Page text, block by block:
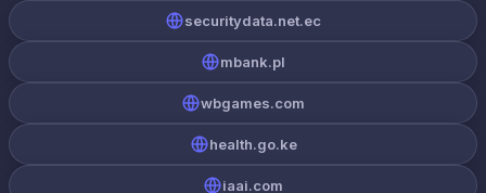
securitydata.net.ec
mbank.pl
wbgames.com
health.go.ke
iaai.com